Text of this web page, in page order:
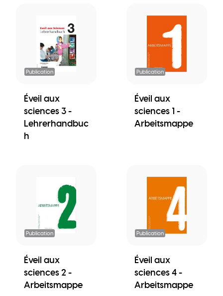
Publication
Éveil aux
sciences 3 -
Lehrerhandbuc
h
Publication
Éveil aux
sciences 1 -
Arbeitsmappe
Publication
Éveil aux
sciences 2 -
Arbeitsmappe
Publication
Éveil aux
sciences 4 -
Arbeitsmappe